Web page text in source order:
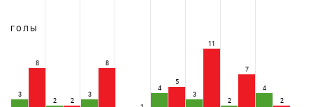
ГОЛЫ
3
8
2 2
3
8
4
5
3
11
2
7
4
2